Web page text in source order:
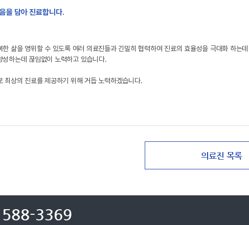
을 담아 진료합니다.
한 삶을 영위할 수 있도록 여러 의료진들과 긴밀히 협력하여 진료의 효율성을 극대화 하
하는데 끊임없이 노력하고 있습니다.
최상의 진료를 제공하기 위해 거듭 노력하겠습니다.
3369